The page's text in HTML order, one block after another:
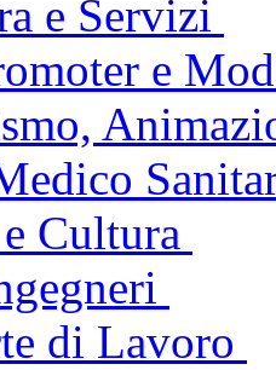
e Servizi
e
Cultura
di Lavoro